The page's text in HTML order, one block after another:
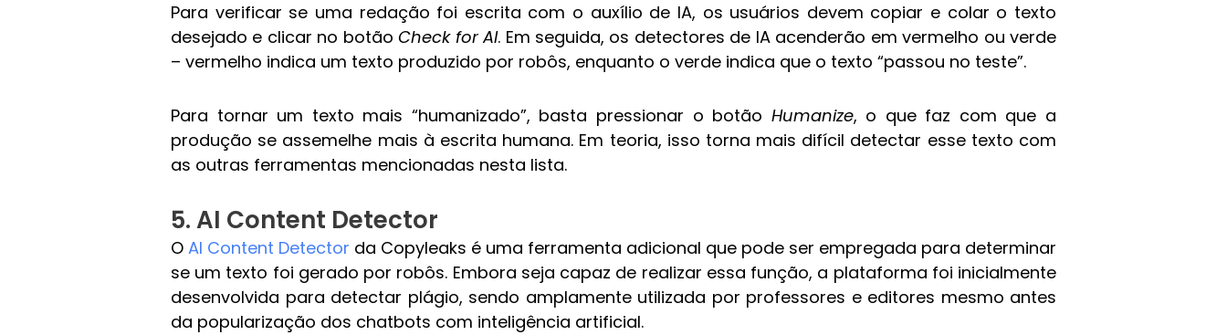
Para verificar se uma redação foi escrita com o auxílio de IA, os usuários devem copiar e colar o texto
desejado e clicar no botãoCheck for AI. Em seguida, os detectores de IA acenderão em vermelho ou verde
– vermelho indica um texto produzido por robôs, enquanto o verde indica que o texto “passou no teste”.
Para tornar um texto mais “humanizado”, basta pressionar o botão Humanize, o que faz com que a
produção se assemelhe mais à escrita humana. Em teoria, isso torna mais difícil detectar esse texto com
as outras ferramentas mencionadas nesta lista.
5. AI Content Detector
O AI Content Detector da Copyleaks é uma ferramenta adicional que pode ser empregada para determinar
se um texto foi gerado por robôs. Embora seja capaz de realizar essa função, a plataforma foi inicialmente
desenvolvida para detectar plágio, sendo amplamente utilizada por professores e editores mesmo antes
da popularização dos chatbots com inteligência artificial.